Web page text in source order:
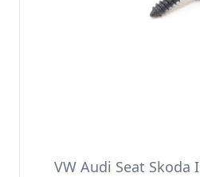
VW Audi Seat Skoda